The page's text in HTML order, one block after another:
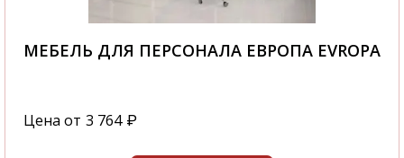
МЕБЕЛЬ ДЛЯ ПЕРСОНАЛА ЕВРОПА EVROPA
Цена от 3 764 ₽